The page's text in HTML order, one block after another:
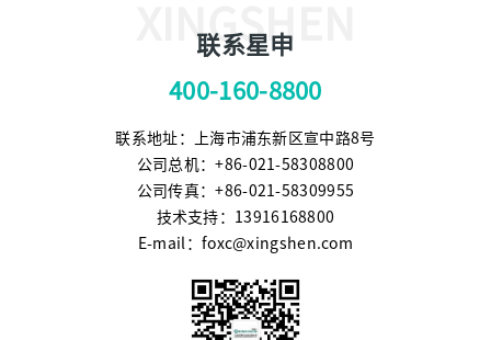
XINGSHEN
联系星申
400-160-8800
联系地址：上海市浦东新区宣中路8号
公司总机：+86-021-58308800
公司传真：+86-021-58309955
技术支持：13916168800
E-mail：foxc@xingshen.com